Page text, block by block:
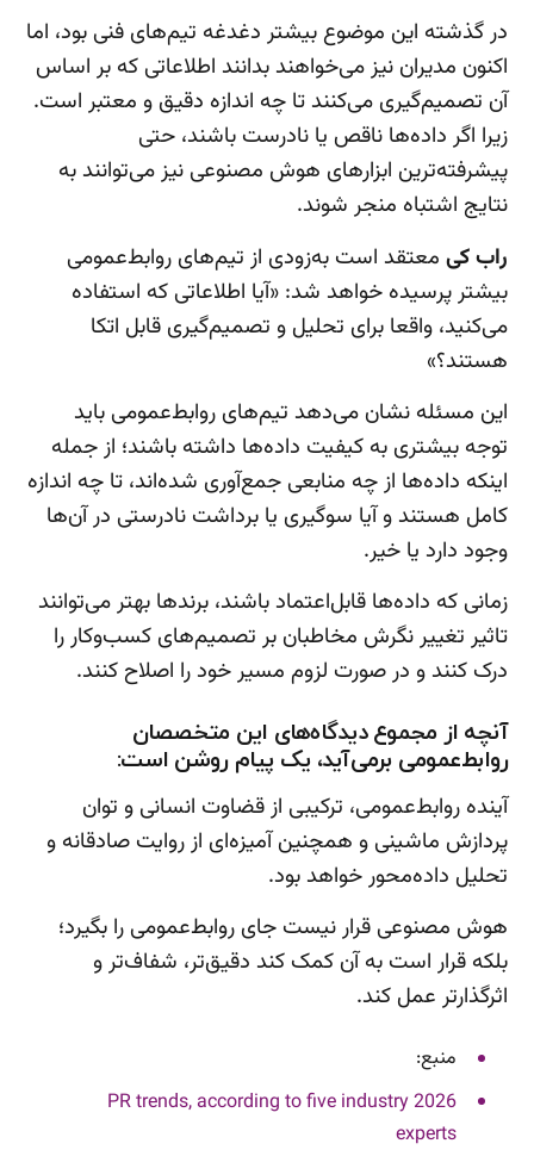
در گذشته این موضوع بیشتر دغدغه تیم‌های فنی بود، اما
اکنون مدیران نیز می‌خواهند بدانند اطلاعاتی که بر اساس
آن تصمیم‌گیری می‌کنند تا چه اندازه دقیق و معتبر است.
زیرا اگر داده‌ها ناقص یا نادرست باشند، حتی
پیشرفته‌ترین ابزارهای هوش مصنوعی نیز می‌توانند به
نتایج اشتباه منجر شوند.
راب کیمعتقد است به‌زودی از تیم‌های روابط‌عمومی
بیشتر پرسیده خواهد شد: «آیا اطلاعاتی که استفاده
می‌کنید، واقعا برای تحلیل و تصمیم‌گیری قابل اتکا
هستند؟»
این مسئله نشان می‌دهد تیم‌های روابط‌عمومی باید
توجه بیشتری به کیفیت داده‌ها داشته باشند؛ از جمله
اینکه داده‌ها از چه منابعی جمع‌آوری شده‌اند، تا چه اندازه
کامل هستند و آیا سوگیری یا برداشت نادرستی در آن‌ها
وجود دارد یا خیر.
زمانی که داده‌ها قابل‌اعتماد باشند، برندها بهتر می‌توانند
تاثیر تغییر نگرش مخاطبان بر تصمیم‌های کسب‌وکار را
درک کنند و در صورت لزوم مسیر خود را اصلاح کنند.
آنچه از مجموع دیدگاه‌های این متخصصان
روابط‌عمومی برمی‌آید، یک پیام روشن است:
آینده روابط‌عمومی، ترکیبی از قضاوت انسانی و توان
پردازش ماشینی و همچنین آمیزه‌ای از روایت صادقانه و
تحلیل داده‌محور خواهد بود.
هوش مصنوعی قرار نیست جای روابط‌عمومی را بگیرد؛
بلکه قرار است به آن کمک کند دقیق‌تر، شفاف‌تر و
اثرگذارتر عمل کند.
منبع:
2026 PR trends, according to five industry
experts